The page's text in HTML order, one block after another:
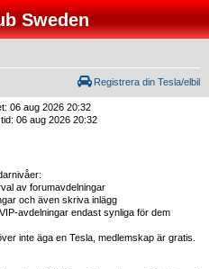
Sweden
Registrera din Tesla/elbil
06 aug 2026 20:32
06 aug 2026 20:32
av forumavdelningar
och även skriva inlägg
avdelningar endast synliga för dem
inte äga en Tesla, medlemskap är gratis.